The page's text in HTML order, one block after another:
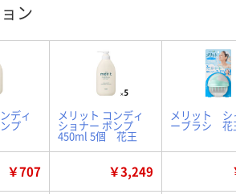
ン
ディ
プ
メリット コンディ
ショナー ポンプ
450ml 5個 花王
メリット シ
ーブラシ 花
￥707 ￥3,249